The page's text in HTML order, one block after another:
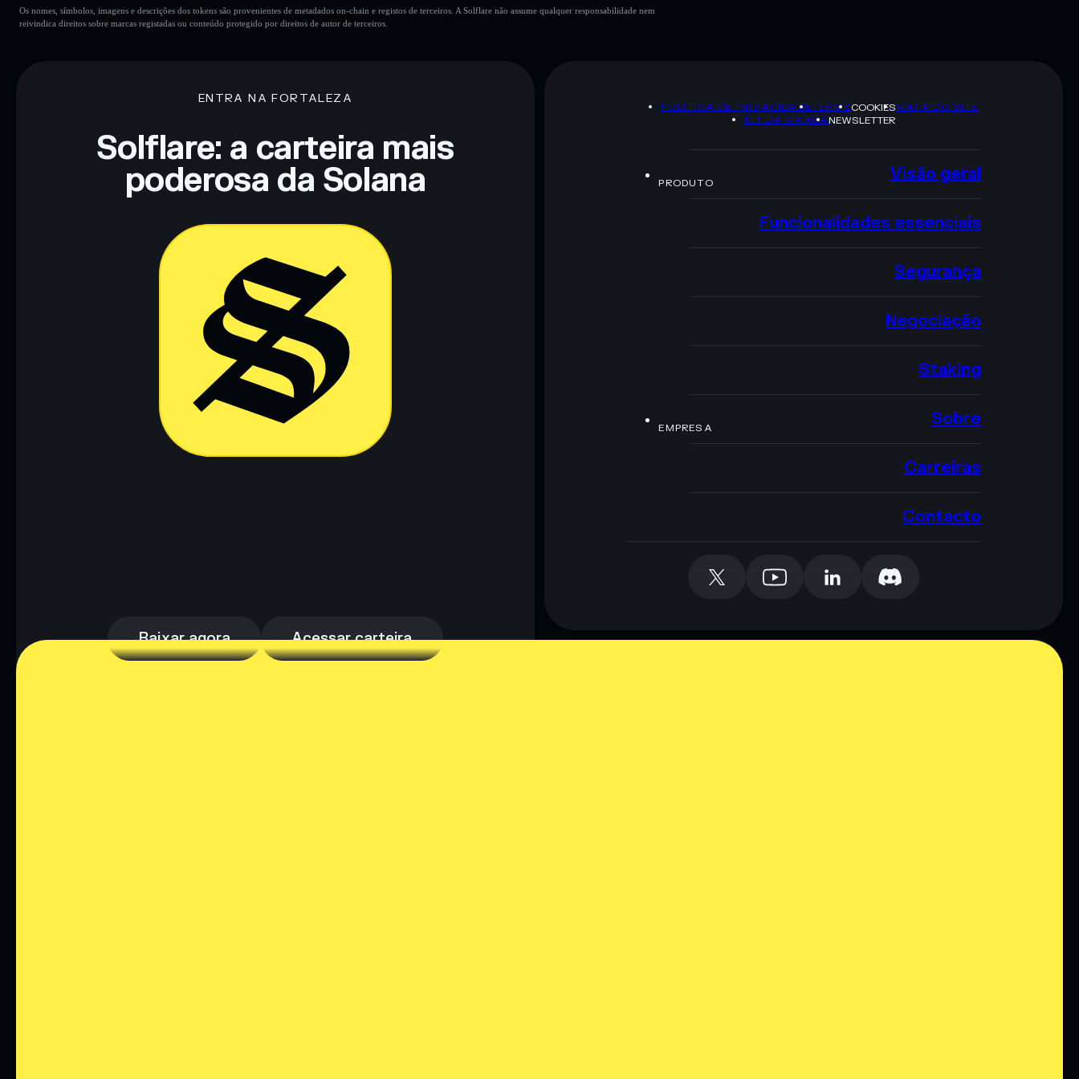
Os nomes, símbolos, imagens e descrições dos tokens são provenientes de metadados on-chain e registos de terceiros. A Solflare não assume qualquer responsabilidade nem
reivindica direitos sobre marcas registadas ou conteúdo protegido por direitos de autor de terceiros.
ENTRA NA FORTALEZA
Solflare: a carteira mais
poderosa da Solana
Baixar agora Acessar carteira
POLÍTICA DE PRIVACIDADETERMSCOOKIESMAPA DO SITE
KIT DA MARCANEWSLETTER
PRODUTO Visão geral
Funcionalidades essenciais
Segurança
Negociação
Staking
EMPRESA Sobre
Carreiras
Contacto